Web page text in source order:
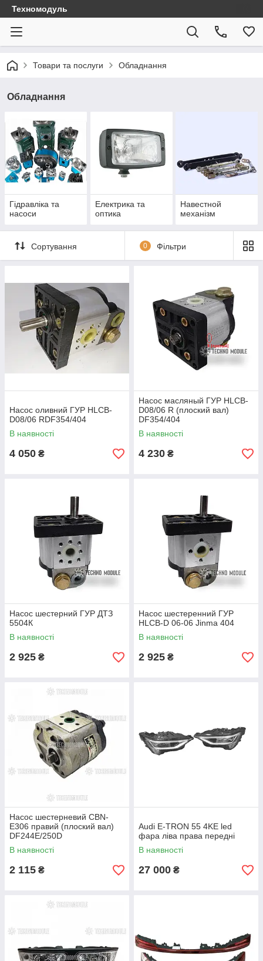
Техномодуль
Товари та послуги Обладнання
Обладнання
Гідравліка та
насоси
Електрика та
оптика
Навестной
механізм
Сортування 0 Фільтри
Насос оливний ГУР HLCB-
D08/06 RDF354/404
В наявності
4 050 ₴
Насос масляный ГУР HLCB-
D08/06 R (плоский вал)
DF354/404
В наявності
4 230 ₴
Насос шестерний ГУР ДТЗ
5504К
В наявності
2 925 ₴
Насос шестеренний ГУР
HLCB-D 06-06 Jinma 404
В наявності
2 925 ₴
Насос шестерневий CBN-
E306 правий (плоский вал)
DF244E/250D
В наявності
2 115 ₴
Audi E-TRON 55 4KE led
фара ліва права передні
В наявності
27 000 ₴